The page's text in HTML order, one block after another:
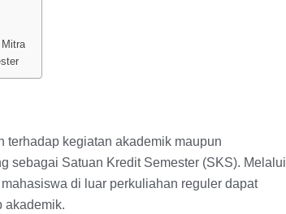
terhadap kegiatan akademik maupun
sebagai Satuan Kredit Semester (SKS). Melalui
di luar perkuliahan reguler dapat
akademik.